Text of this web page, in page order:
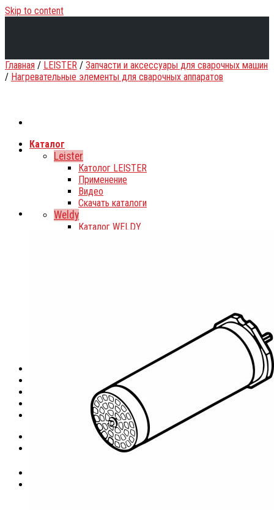
Skip to content
Каталог
Leister
Католог LEISTER
Применение
Видео
Скачать каталоги
Weldy
Каталог WELDY
Доставка и оплата
+375 29 640-56-58
Главная / LEISTER / Запчасти и аксессуары для сварочных машин
/ Нагревательные элементы для сварочных аппаратов